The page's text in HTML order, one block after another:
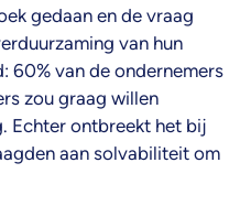
gedaan en de vraag
van hun
60% van de ondernemers
zou graag willen
Echter ontbreekt het bij
aan solvabiliteit om